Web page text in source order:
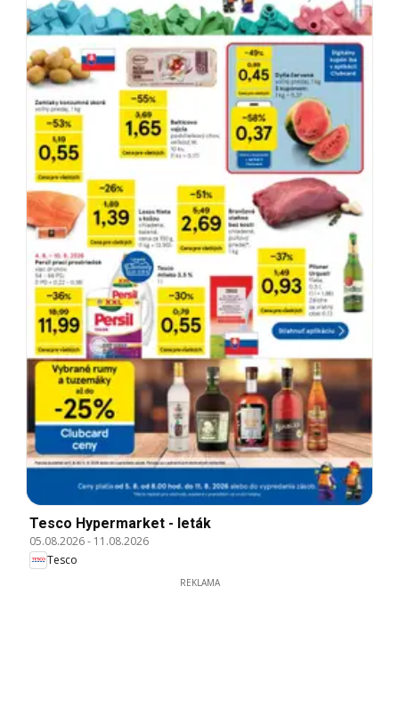
Tesco Hypermarket - leták
05.08.2026- 11.08.2026
Tesco
REKLAMA